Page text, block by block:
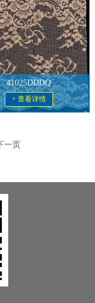
41025DDDQ
+ 查看详情
一页